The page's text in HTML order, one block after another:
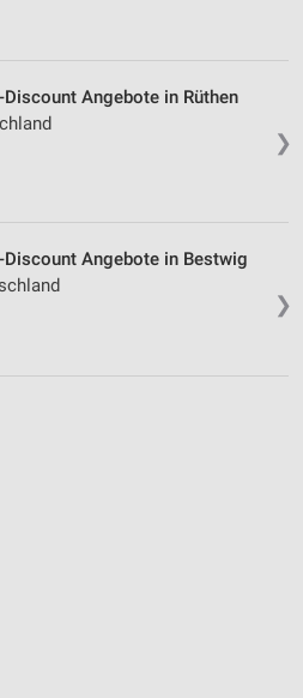
❯
Angebote in Rüthen
❯
Angebote in Bestwig